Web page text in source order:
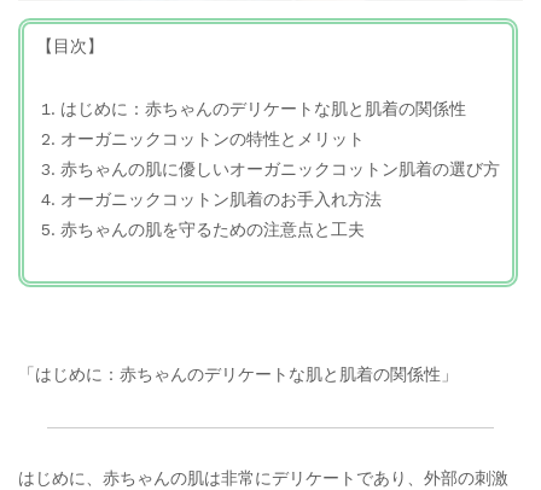
【目次】
はじめに：赤ちゃんのデリケートな肌と肌着の関係性
オーガニックコットンの特性とメリット
赤ちゃんの肌に優しいオーガニックコットン肌着の選び方
オーガニックコットン肌着のお手入れ方法
赤ちゃんの肌を守るための注意点と工夫
「はじめに：赤ちゃんのデリケートな肌と肌着の関係性」
はじめに、赤ちゃんの肌は非常にデリケートであり、外部の刺激